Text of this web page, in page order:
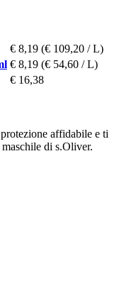
€ 8,19 (€ 109,20 / L)
€ 8,19 (€ 54,60 / L)
€ 16,38
affidabile e ti
di s.Oliver.